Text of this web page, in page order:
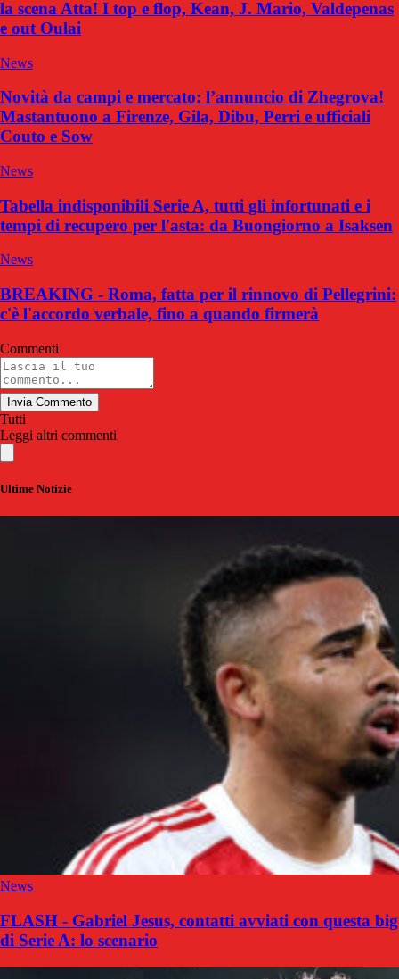
la scena Atta! I top e flop, Kean, J. Mario, Valdepenas
e out Oulai
News
Novità da campi e mercato: l’annuncio di Zhegrova!
Mastantuono a Firenze, Gila, Dibu, Perri e ufficiali
Couto e Sow
News
Tabella indisponibili Serie A, tutti gli infortunati e i
tempi di recupero per l'asta: da Buongiorno a Isaksen
News
BREAKING - Roma, fatta per il rinnovo di Pellegrini:
c'è l'accordo verbale, fino a quando firmerà
Commenti
Invia Commento
Tutti
Leggi altri commenti
Ultime Notizie
News
FLASH - Gabriel Jesus, contatti avviati con questa big
di Serie A: lo scenario